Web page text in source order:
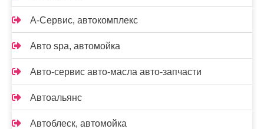
А-Сервис, автокомплекс
Авто spa, автомойка
Авто-сервис авто-масла авто-запчасти
Автоальянс
Автоблеск, автомойка